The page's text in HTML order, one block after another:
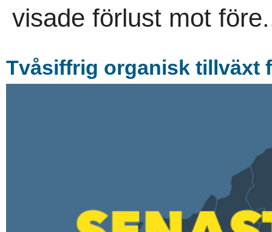
visade förlust mot
Tvåsiffrig organisk tillväxt